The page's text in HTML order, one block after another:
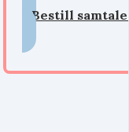
Bestill